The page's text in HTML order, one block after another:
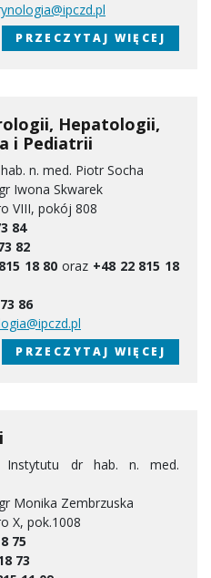
PRZECZYTAJ WIĘCEJ
Hepatologii,
i Pediatrii
n. med. Piotr Socha
Iwona Skwarek
VIII, pokój 808
84
82
18 80oraz +48 22 815 18
86
PRZECZYTAJ WIĘCEJ
Instytutu dr hab. n. med.
Monika Zembrzuska
X, pok.1008
75
73